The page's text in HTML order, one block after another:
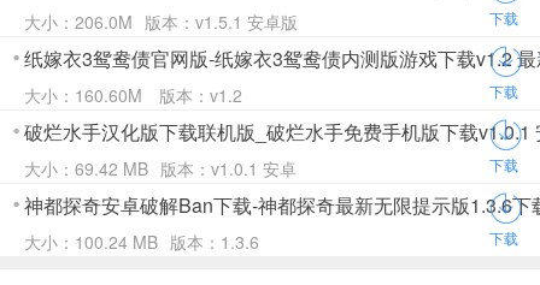
大小：206.0M 版本：v1.5.1 安卓版 下载
纸嫁衣3鸳鸯债官网版-纸嫁衣3鸳鸯债内测版游戏下载v1.2
大小：160.60M 版本：v1.2 下载
破烂水手汉化版下载联机版_破烂水手免费手机版下载v1.0.1
大小：69.42 MB 版本：v1.0.1 安卓 下载
神都探奇安卓破解Ban下载-神都探奇最新无限提示版1.3.6下
大小：100.24 MB 版本：1.3.6 下载